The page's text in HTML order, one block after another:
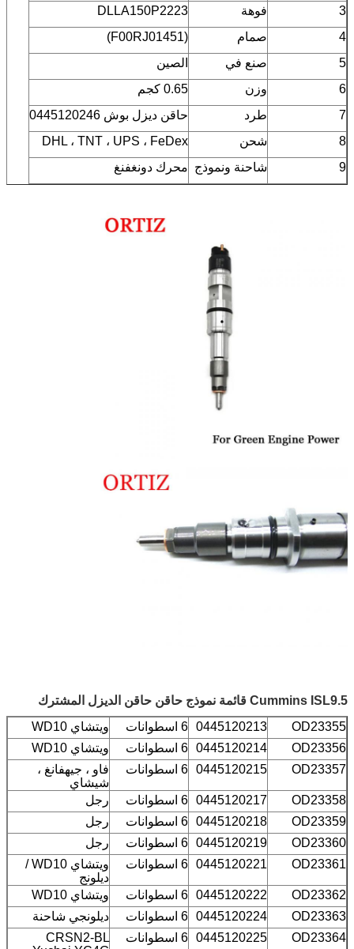
3
فوهة
DLLA150P2223
4
صمام
(F00RJ01451)
5
صنع في
الصين
6
وزن
0.65 كجم
7
طرد
حاقن ديزل بوش 0445120246
8
شحن
DHL ، TNT ، UPS ، FeDex
9
شاحنة ونموذج محرك دونغفنغ
Cummins ISL9.5 قائمة نموذج حاقن حاقن الديزل المشترك
OD23355
0445120213 6 اسطوانات
ويتشاي WD10
OD23356
0445120214 6 اسطوانات
ويتشاي WD10
OD23357
0445120215 6 اسطوانات
فاو ، جيهفانغ ،
شيشاي
OD23358
0445120217 6 اسطوانات
رجل
OD23359
0445120218 6 اسطوانات
رجل
OD23360
0445120219 6 اسطوانات
رجل
OD23361
0445120221 6 اسطوانات
ويتشاي WD10 /
ديلونج
OD23362
0445120222 6 اسطوانات
ويتشاي WD10
OD23363
0445120224 6 اسطوانات
ديلونجي شاحنة
OD23364
0445120225 6 اسطوانات
CRSN2-BL